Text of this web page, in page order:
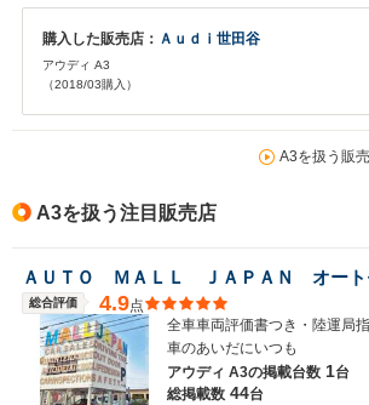
購入した販売店： Ａｕｄｉ世田谷
アウディ A3
（2018/03購入）
A3を扱う販
A3を扱う注目販売店
総合評価 4.9点
全車車両評価書つき・陸運局
車のあいだにいつも
アウディ A3の掲載台数 1台
総掲載数 44台